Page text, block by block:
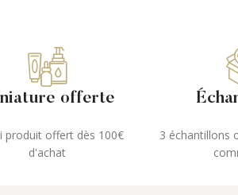
offerte
produit offert dès 100€
d'achat
3 échantillons